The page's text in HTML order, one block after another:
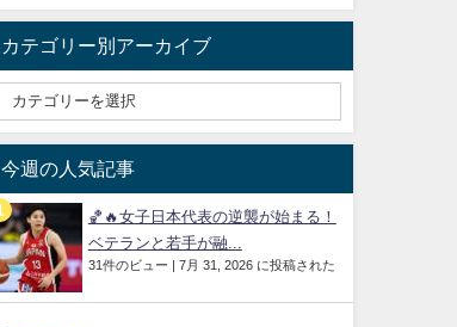
カテゴリー別アーカイブ
今週の人気記事
🏀🔥女子日本代表の逆襲が始まる！
ベテランと若手が融...
31件のビュー 7月 31, 2026 に投稿された